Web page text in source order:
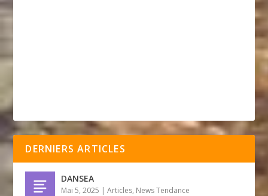
DERNIERS ARTICLES
DANSEA
Mai 5, 2025 |Articles, News Tendance